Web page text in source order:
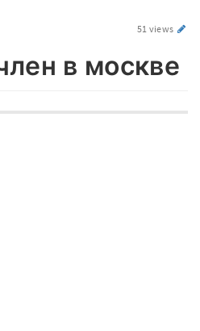
51 views
в москве